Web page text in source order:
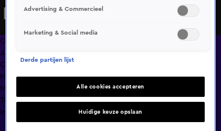
Overzicht
Afleveringen
Clips
Hoe is het nu met?
Macdate met Nick Eshuis
Terugblik
Info
Advertising & Commercieel
Marketing & Social media
Derde partijen lijst
Alle cookies accepteren
Huidige keuze opslaan